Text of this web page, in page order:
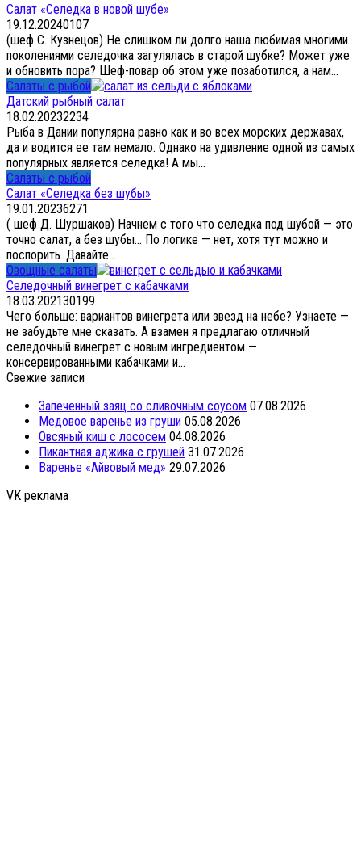
Салат «Селедка в новой шубе»
19.12.20240107
(шеф С. Кузнецов) Не слишком ли долго наша любимая многими
поколениями селедочка загулялась в старой шубке? Может уже
и обновить пора? Шеф-повар об этом уже позаботился, а нам...
Салаты с рыбой
Датский рыбный салат
18.02.20232234
Рыба в Дании популярна равно как и во всех морских державах,
да и водится ее там немало. Однако на удивление одной из самых
популярных является селедка! А мы...
Салаты с рыбой
Салат «Селедка без шубы»
19.01.20236271
( шеф Д. Шуршаков) Начнем с того что селедка под шубой — это
точно салат, а без шубы… По логике — нет, хотя тут можно и
поспорить. Давайте...
Овощные салаты
Селедочный винегрет с кабачками
18.03.202130199
Чего больше: вариантов винегрета или звезд на небе? Узнаете —
не забудьте мне сказать. А взамен я предлагаю отличный
селедочный винегрет с новым ингредиентом —
консервированными кабачками и...
Свежие записи
Запеченный заяц со сливочным соусом 07.08.2026
Медовое варенье из груши 05.08.2026
Овсяный киш с лососем 04.08.2026
Пикантная аджика с грушей 31.07.2026
Варенье «Айвовый мед» 29.07.2026
VK реклама